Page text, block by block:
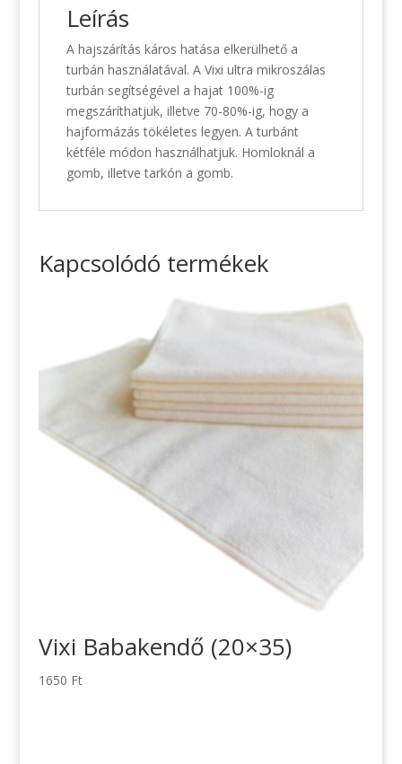
Leírás
A hajszárítás káros hatása elkerülhető a
turbán használatával. A Vixi ultra mikroszálas
turbán segítségével a hajat 100%-ig
megszáríthatjuk, illetve 70-80%-ig, hogy a
hajformázás tökéletes legyen. A turbánt
kétféle módon használhatjuk. Homloknál a
gomb, illetve tarkón a gomb.
Kapcsolódó termékek
Vixi Babakendő (20×35)
1650 Ft